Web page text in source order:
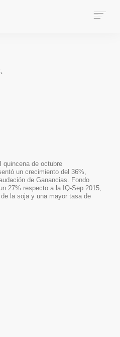
quincena de octubre
un crecimiento del 36%,
de Ganancias. Fondo
27% respecto a la IQ-Sep 2015,
la soja y una mayor tasa de